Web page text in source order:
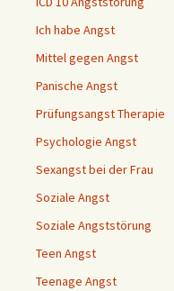
Ich habe Angst
Mittel gegen Angst
Panische Angst
Prüfungsangst Therapie
Psychologie Angst
Sexangst bei der Frau
Soziale Angst
Soziale Angststörung
Teen Angst
Teenage Angst